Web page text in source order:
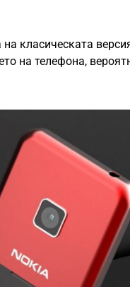
класическата
на телефона,